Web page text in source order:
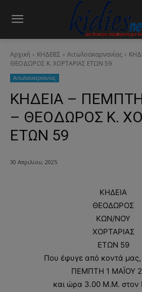
Αρχική ΚΗΔΕΙΕΣ Aιτωλοακαρνανίας
ΘΕΟΔΩΡΟΣ Κ. ΧΟΡΤΑΡΙΑΣ ΕΤΩΝ 59
Aιτωλοακαρνανίας
ΚΗΔΕΙΑ –
– ΘΕΟΔΩΡΟΣ Κ.
ΕΤΩΝ 59
30 Απριλίου, 2025
ΚΗΔΕΙΑ
ΘΕΟΔΩΡΟΣ
ΚΩΝ/ΝΟΥ
ΧΟΡΤΑΡΙΑΣ
ΕΤΩΝ 59
Που έφυγε από κοντά
ΠΕΜΠΤΗ 1 ΜΑΪΟΥ
και ώρα 3.00 Μ.Μ. στον